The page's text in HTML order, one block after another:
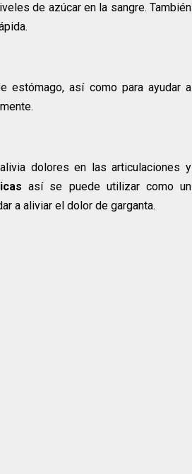
de azúcar en la sangre. También
estómago, así como para ayudar a
dolores en las articulaciones y
así se puede utilizar como un
a aliviar el dolor de garganta.